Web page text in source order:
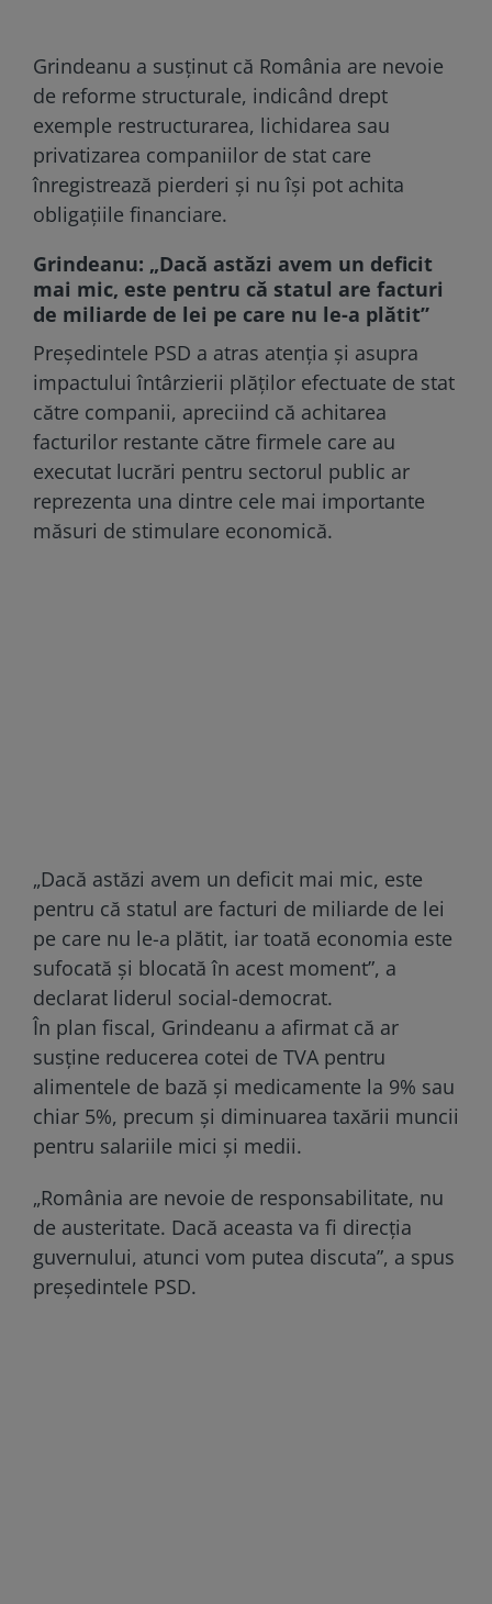
Grindeanu a susținut că România are nevoie
de reforme structurale, indicând drept
exemple restructurarea, lichidarea sau
privatizarea companiilor de stat care
înregistrează pierderi și nu își pot achita
obligațiile financiare.
Grindeanu: „Dacă astăzi avem un deficit
mai mic, este pentru că statul are facturi
de miliarde de lei pe care nu le-a plătit”
Președintele PSD a atras atenția și asupra
impactului întârzierii plăților efectuate de stat
către companii, apreciind că achitarea
facturilor restante către firmele care au
executat lucrări pentru sectorul public ar
reprezenta una dintre cele mai importante
măsuri de stimulare economică.
„Dacă astăzi avem un deficit mai mic, este
pentru că statul are facturi de miliarde de lei
pe care nu le-a plătit, iar toată economia este
sufocată și blocată în acest moment”, a
declarat liderul social-democrat.
În plan fiscal, Grindeanu a afirmat că ar
susține reducerea cotei de TVA pentru
alimentele de bază și medicamente la 9% sau
chiar 5%, precum și diminuarea taxării muncii
pentru salariile mici și medii.
„România are nevoie de responsabilitate, nu
de austeritate. Dacă aceasta va fi direcția
guvernului, atunci vom putea discuta”, a spus
președintele PSD.